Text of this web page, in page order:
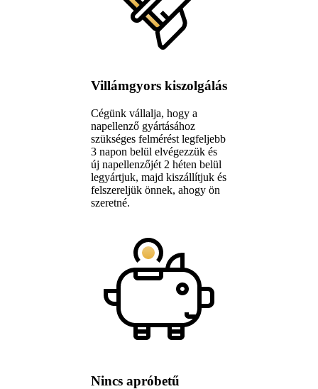
Villámgyors kiszolgálás
Cégünk vállalja, hogy a
napellenző gyártásához
szükséges felmérést legfeljebb
3 napon belül elvégezzük és
új napellenzőjét 2 héten belül
legyártjuk, majd kiszállítjuk és
felszereljük önnek, ahogy ön
szeretné.
Nincs apróbetű